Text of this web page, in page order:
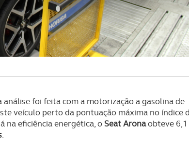
relativa à sua utilização do nosso site de
terceiros.
internacionais de dados pessoais serão
do site.
análise foi feita com a motorização a gasolina de
veículo perto da pontuação máxima no índice
na eficiência energética, o Seat Aronaobteve 6,1
.